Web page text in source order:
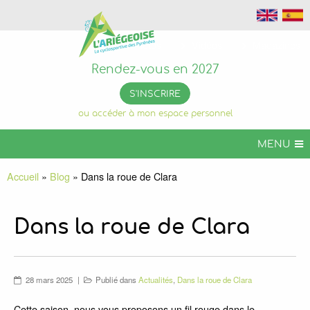
Photos
Rendez-vous en 2027
S'INSCRIRE
ou accéder à mon espace personnel
MENU
L’ARIÉGEOISE
+ DE CHALLENGES
Accueil» Blog » Dans la roue de Clara
Dans la roue de Clara
28 mars 2025 Publié dansActualités, Dans la roue de Clara